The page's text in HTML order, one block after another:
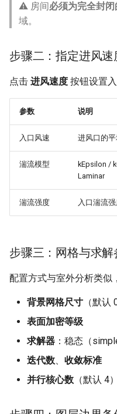
⚠️ 房间必须为完全封
域。
步骤二：指定进风速
点击 进风速度 按钮设置
参数 说明
入口风速 进风口的
湍流模型
kEpsilon /
Laminar
湍流强度 入口湍流
步骤三：网格与求解
配置方式与室外分析类似
背景网格尺寸 （默认
表面加密等级
求解器 ：稳态（
迭代数、 收敛标准
并行核心数 （默认 4）